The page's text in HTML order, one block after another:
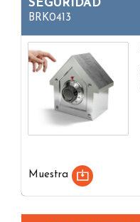
SEGURIDAD
BRK0413
Muestra